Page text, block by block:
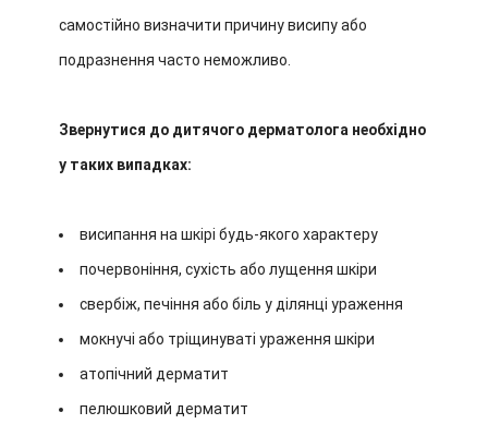
самостійно визначити причину висипу або
подразнення часто неможливо.
Звернутися до дитячого дерматолога необхідно
у таких випадках:
висипання на шкірі будь-якого характеру
почервоніння, сухість або лущення шкіри
свербіж, печіння або біль у ділянці ураження
мокнучі або тріщинуваті ураження шкіри
атопічний дерматит
пелюшковий дерматит